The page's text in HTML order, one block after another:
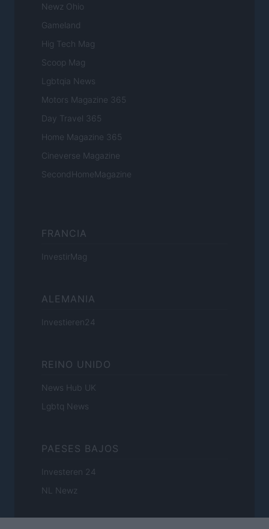
Newz Ohio
Gameland
Hig Tech Mag
Scoop Mag
Lgbtqia News
Motors Magazine 365
Day Travel 365
Home Magazine 365
Cineverse Magazine
SecondHomeMagazine
FRANCIA
InvestirMag
ALEMANIA
Investieren24
REINO UNIDO
News Hub UK
Lgbtq News
PAESES BAJOS
Investeren 24
NL Newz